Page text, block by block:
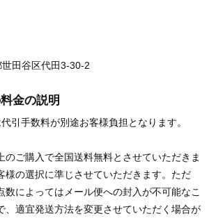
田谷区代田3-30-2
金の説明
引手数料が別途お客様負担となります。
のご購入で全国送料無料とさせていただきま
様の選択に準じさせていただきます。ただ
数によってはメール便への封入が不可能なこ
、適宜発送方法を変更させていただく場合が